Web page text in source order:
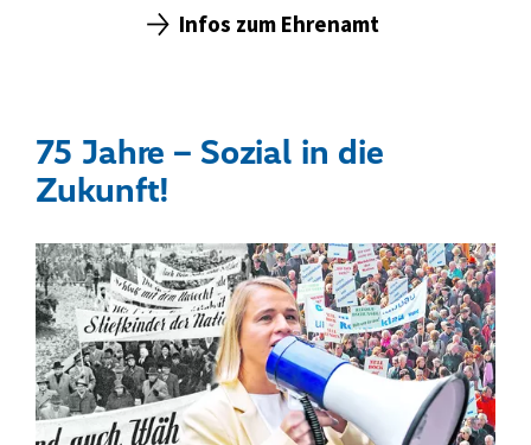
Infos zum Ehrenamt
75 Jahre – Sozial in die
Zukunft!